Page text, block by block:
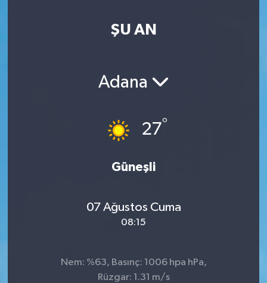
ŞU AN
Adana
27°
Güneşli
07 Ağustos Cuma
08:15
Nem: %63, Basınç: 1006 hpa hPa,
Rüzgar: 1.31 m/s